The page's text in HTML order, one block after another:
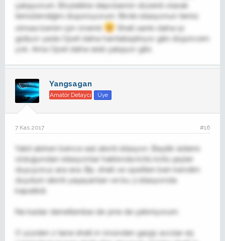
çalışıyorum. Böylelikle depolarının düzenli olarak
temizlendiğini düşünüyorum. Birde istasyonun temiz
olması benim için önemli
Shell sanki daha iyi
gidiyor yada Opet daha hantallaştırıyor gibi düşüncem
yok. Ama Opet daha sesli çalışıyor gibi.
Yangsagan
Amatör Detaycı Üye
7 Kas 2017 #16
Yakıt alırken bence asıl sıkıntı istasyon. Bayilik sistemi
olduğundan istasyonlar hakkında kötü kötü şeyler
duyuyoruz ara sıra. Bp, shell ve opetten ben kendim
duydum sıkıntı yaşayanları ve bu 3 istasyonda
kapatıldı.
Ne kadar denetlenilse de yine de çekiniyorum.
O yüzden 2 tane shell in önünden geçip avcılar e5